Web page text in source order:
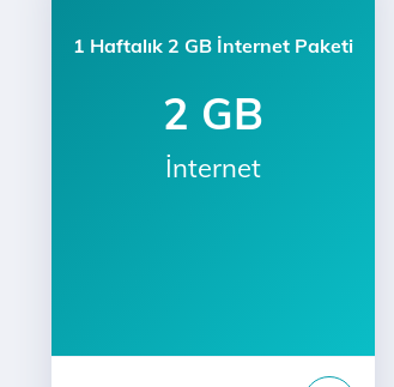
1 Haftalık 2 GB İnternet Paketi
2 GB
İnternet